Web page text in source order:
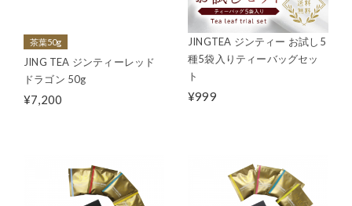
茶葉50g
JING TEA ジンティーレッド
ドラゴン 50g
¥7,200
JINGTEA ジンティー お試し5
種5袋入りティーバッグセッ
ト
¥999